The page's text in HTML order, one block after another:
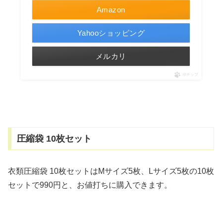
Amazon
Yahooショッピング
メルカリ
ポチップ
圧縮袋 10枚セット
衣類圧縮袋 10枚セットはMサイズ5枚、Lサイズ5枚の10枚
セットで990円と、お値打ちに購入できます。